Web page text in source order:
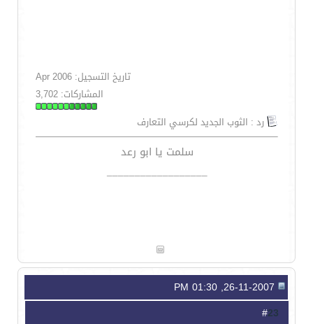
تاريخ التسجيل: Apr 2006
المشاركات: 3,702
رد : الثوب الجديد لكرسي التعارف
سلمت يا ابو رعد
__________________
23